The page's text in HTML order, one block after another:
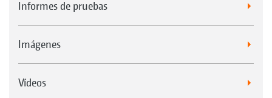
Informes de pruebas
Imágenes
Vídeos